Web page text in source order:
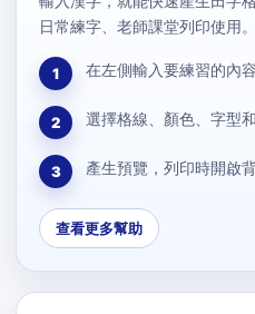
日常練字、老師課堂列印使用。
1 在左側輸入要練習的內容
2 選擇格線、顏色、字型
3 產生預覽，列印時開啟背
查看更多幫助